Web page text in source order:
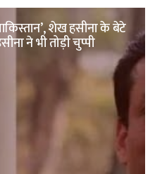
शेख हसीना के बेटे
ने भी तोड़ी चुप्पी